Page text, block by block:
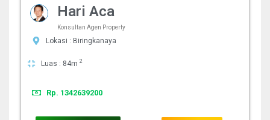
Hari Aca
Konsultan Agen Property
Lokasi : Biringkanaya
Luas : 84m 2
Rp. 1342639200